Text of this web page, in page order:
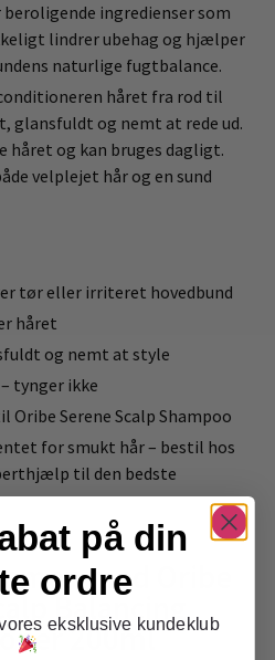
ingredienser som
lindrer ubehag og hjælper
naturlige fugtbalance.
håret fra rod til
glansfuldt og nemt at rede ud.
og kan bruges dagligt.
velplejet hår og en sund
tør eller irriteret hovedbund
håret
og nemt at style
tynger ikke
Serene Scalp Shampoo
for smukt hår – bestil hos
til den bedste
med Oribe
Balancing
200ml
på din
ordre
eksklusive kundeklub